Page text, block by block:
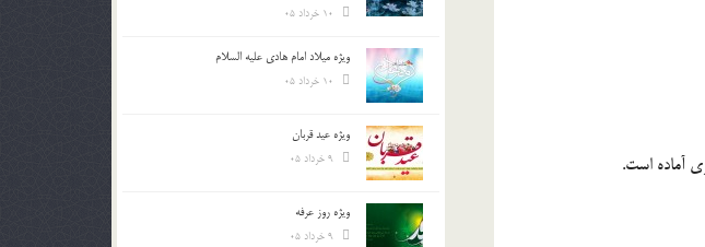
ویژه میلاد امام هادی علیه السلام
ویژه عید قربان
ویژه روز عرفه